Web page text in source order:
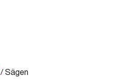
/ Sägen